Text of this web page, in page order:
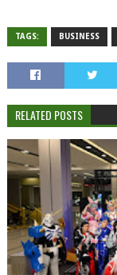
TAGS: BUSINESS
RELATED POSTS